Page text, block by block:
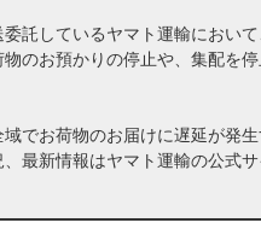
委託しているヤマト運輸におい
物のお預かりの停止や、集配を
域でお荷物のお届けに遅延が発生
最新情報はヤマト運輸の公式サ